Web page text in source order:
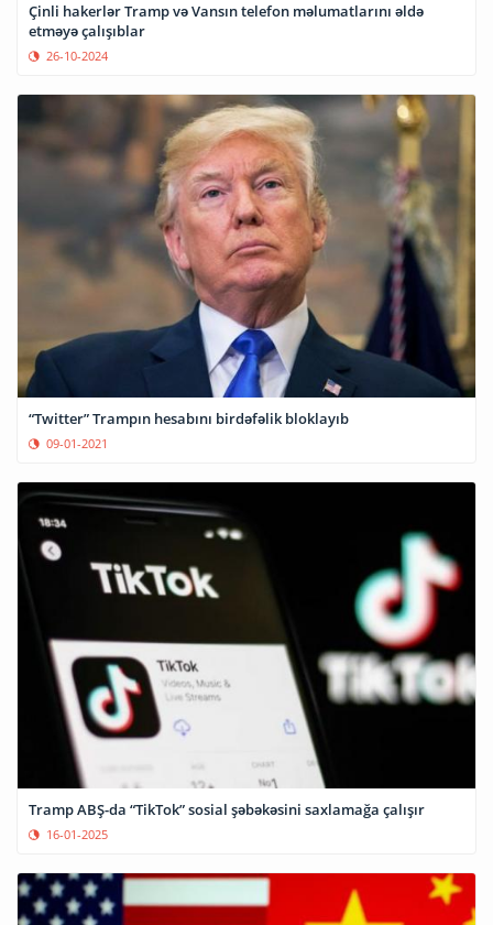
Çinli hakerlər Tramp və Vansın telefon məlumatlarını əldə
etməyə çalışıblar
26-10-2024
“Twitter” Trampın hesabını birdəfəlik bloklayıb
09-01-2021
Tramp ABŞ-da “TikTok” sosial şəbəkəsini saxlamağa çalışır
16-01-2025